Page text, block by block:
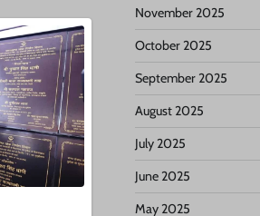
November 2025
October 2025
September 2025
August 2025
July 2025
June 2025
May 2025